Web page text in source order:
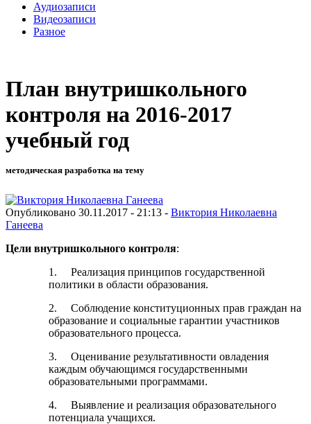
Аудиозаписи
Видеозаписи
Разное
План внутришкольного
контроля на 2016-2017
учебный год
методическая разработка на тему
Опубликовано 30.11.2017 - 21:13 - Виктория Николаевна
Ганеева
Цели внутришкольного контроля:
1. Реализация принципов государственной
политики в области образования.
2. Соблюдение конституционных прав граждан на
образование и социальные гарантии участников
образовательного процесса.
3. Оценивание результативности овладения
каждым обучающимся государственными
образовательными программами.
4. Выявление и реализация образовательного
потенциала учащихся.